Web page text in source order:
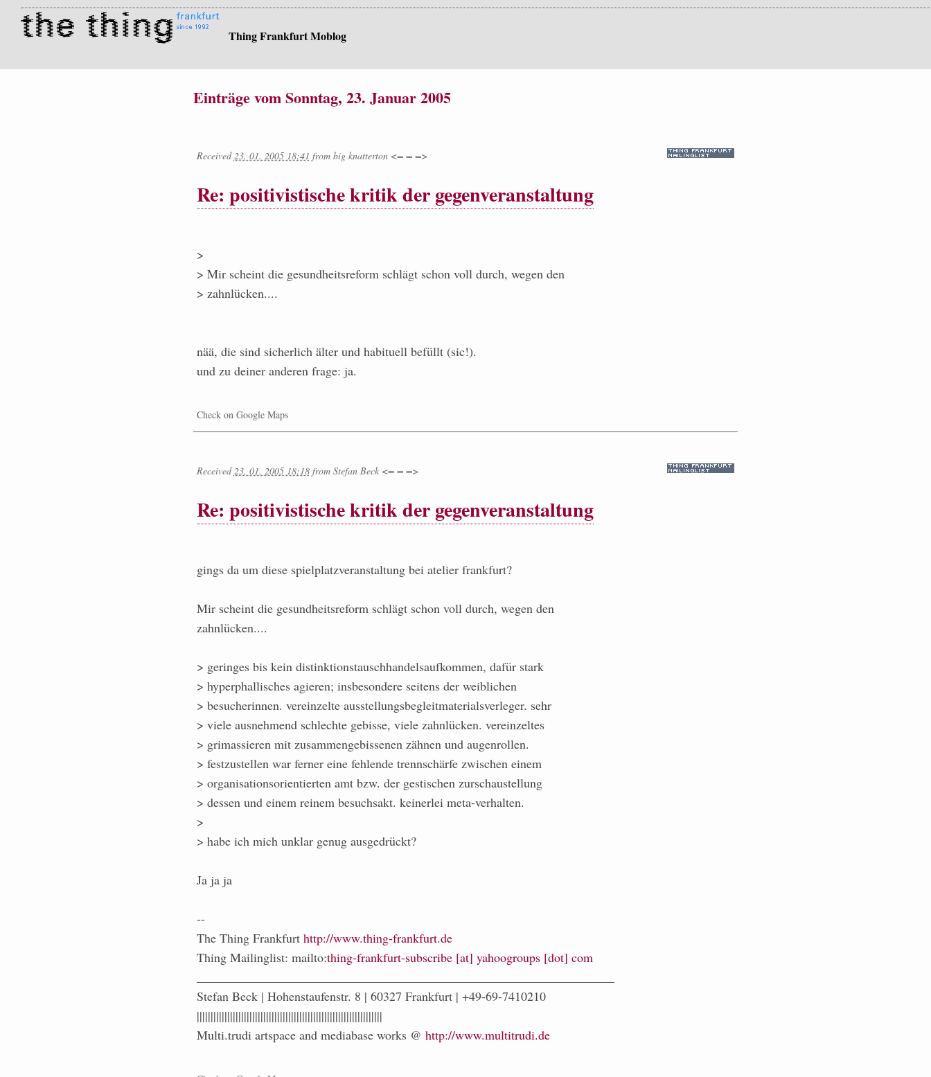
Thing Frankfurt Moblog
Einträge vom Sonntag, 23. Januar 2005
Received23. 01. 2005 18:41 from big knatterton <= = =>
Re: positivistische kritik der gegenveranstaltung
>
> Mir scheint die gesundheitsreform schlägt schon voll durch, wegen den
> zahnlücken....
nää, die sind sicherlich älter und habituell befüllt (sic!).
und zu deiner anderen frage: ja.
Check on Google Maps
Received23. 01. 2005 18:18from Stefan Beck <= = =>
Re: positivistische kritik der gegenveranstaltung
gings da um diese spielplatzveranstaltung bei atelier frankfurt?
Mir scheint die gesundheitsreform schlägt schon voll durch, wegen den
zahnlücken....
> geringes bis kein distinktionstauschhandelsaufkommen, dafür stark
> hyperphallisches agieren; insbesondere seitens der weiblichen
> besucherinnen. vereinzelte ausstellungsbegleitmaterialsverleger. sehr
> viele ausnehmend schlechte gebisse, viele zahnlücken. vereinzeltes
> grimassieren mit zusammengebissenen zähnen und augenrollen.
> festzustellen war ferner eine fehlende trennschärfe zwischen einem
> organisationsorientierten amt bzw. der gestischen zurschaustellung
> dessen und einem reinem besuchsakt. keinerlei meta-verhalten.
>
> habe ich mich unklar genug ausgedrückt?
Ja ja ja
--
The Thing Frankfurt http://www.thing-frankfurt.de
Thing Mailinglist: mailto:thing-frankfurt-subscribe [at] yahoogroups [dot] com
Stefan Beck | Hohenstaufenstr. 8 | 60327 Frankfurt | +49-69-7410210
|||||||||||||||||||||||||||||||||||||||||||||||||||||||||||||||||||
Multi.trudi artspace and mediabase works @ http://www.multitrudi.de